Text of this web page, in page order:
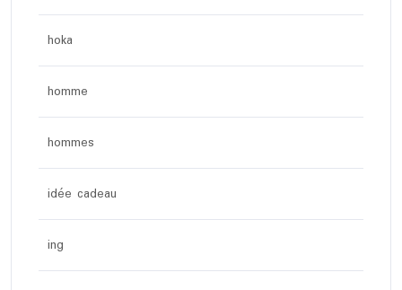
hoka
homme
hommes
idée cadeau
ing